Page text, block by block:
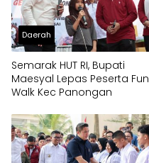
Daerah
Semarak HUT RI, Bupati
Maesyal Lepas Peserta Fun
Walk Kec Panongan